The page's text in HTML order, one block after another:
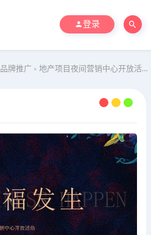
登录
品牌推广 > 地产项目夜间营销中心开放活动策划方案